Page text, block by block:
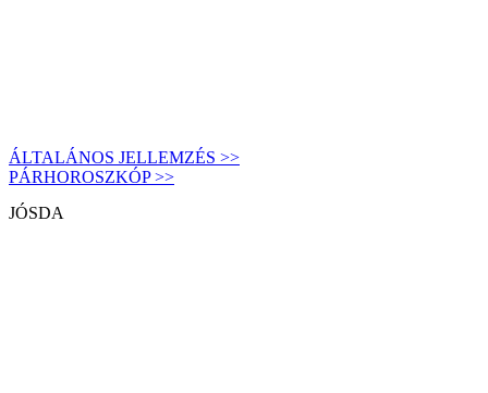
ÁLTALÁNOS JELLEMZÉS >>
PÁRHOROSZKÓP >>
JÓSDA